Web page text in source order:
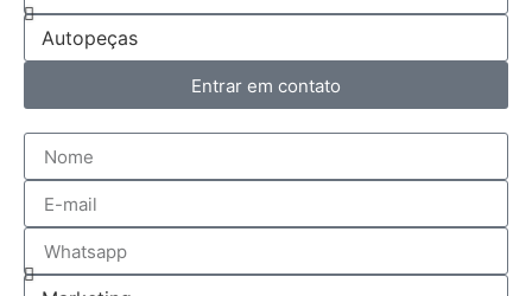
Entrar em contato